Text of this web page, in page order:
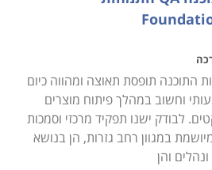
של מסלולים ולבחור עבורכם
איכות, בין אם מדובר
זו הזדמנות עבורכם לרכוש
הנדרש בכל ענפי הייצור.
התוכנה תופסת תאוצה ומהווה כיום
וחשוב במהלך פיתוח מוצרים
לבודק ישנו תפקיד מרכזי וסמכות
במגוון רחב גזרות, הן בנושא
ונהלים והן